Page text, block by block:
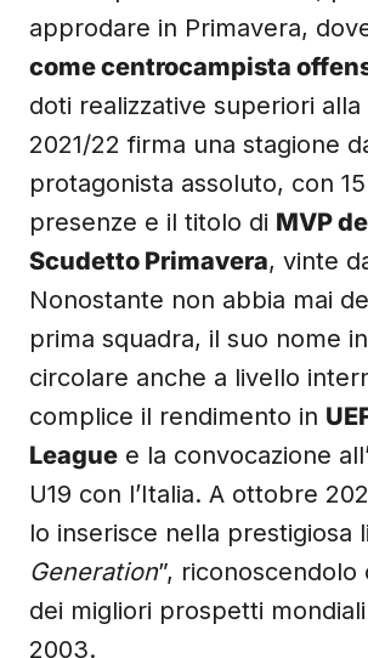
approdare in Primavera,
come centrocampista
doti realizzative superiori
2021/22 firma una stagione
protagonista assoluto, con
presenze e il titolo di MVP
Scudetto Primavera, vinte
Nonostante non abbia mai
prima squadra, il suo nome
circolare anche a livello
complice il rendimento in
League e la convocazione
U19 con l’Italia. A ottobre
lo inserisce nella prestigiosa
Generation”, riconoscendolo
dei migliori prospetti
2003.